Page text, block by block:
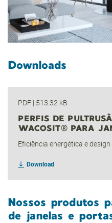
Downloads
PDF | 513.32 kB
PERFIS DE
WACOSIT® PARA
Eficiência energética e design
Download
Nossos produtos
de janelas e